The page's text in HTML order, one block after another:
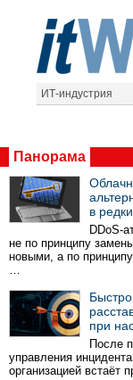
ИТ-индустрия
Панорама
в
DDoS-
не по принципу
новыми, а по
…
при
После
управления
организацией встаёт